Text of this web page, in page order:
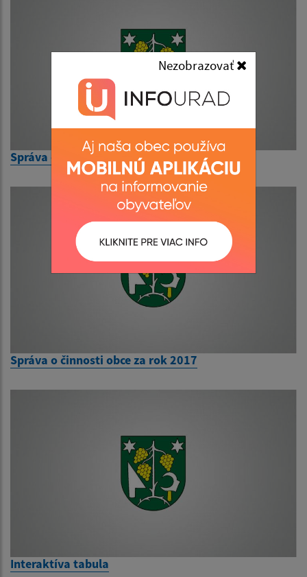
Nezobrazovať
Správa o činnosti obce za rok 2018
Správa o činnosti obce za rok 2017
Interaktíva tabula